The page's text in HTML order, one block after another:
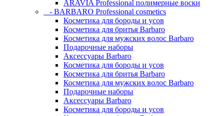
ARAVIA Professional полимерные воски
- BARBARO Professional cosmetics
Косметика для бороды и усов
Косметика для бритья Barbaro
Косметика для мужских волос Barbaro
Подарочные наборы
Аксессуары Barbaro
Косметика для бороды и усов
Косметика для бритья Barbaro
Косметика для мужских волос Barbaro
Подарочные наборы
Аксессуары Barbaro
Косметика для бороды и усов